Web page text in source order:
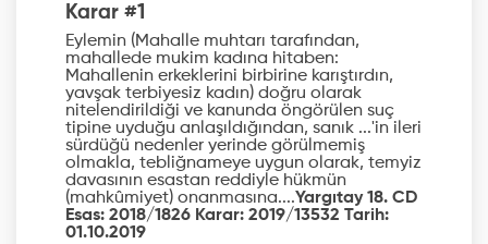
Karar #1
Eylemin (Mahalle muhtarı tarafından,
mahallede mukim kadına hitaben:
Mahallenin erkeklerini birbirine karıştırdın,
yavşak terbiyesiz kadın) doğru olarak
nitelendirildiği ve kanunda öngörülen suç
tipine uyduğu anlaşıldığından, sanık ...'in ileri
sürdüğü nedenler yerinde görülmemiş
olmakla, tebliğnameye uygun olarak, temyiz
davasının esastan reddiyle hükmün
(mahkûmiyet) onanmasına....Yargıtay 18. CD
Esas: 2018/1826 Karar: 2019/13532 Tarih:
01.10.2019